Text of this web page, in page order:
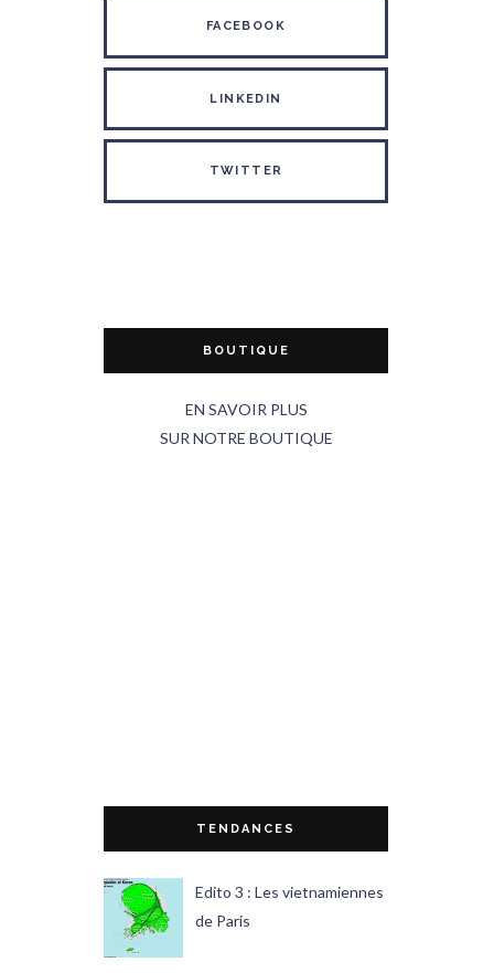
FACEBOOK
LINKEDIN
TWITTER
BOUTIQUE
EN SAVOIR PLUS
SUR NOTRE BOUTIQUE
TENDANCES
Edito 3 : Les vietnamiennes
de Paris